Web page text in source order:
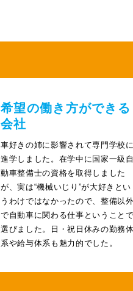
希望の働き方ができる
会社
車好きの姉に影響されて専門学校に
進学しました。在学中に国家一級自
動車整備士の資格を取得しました
が、実は“機械いじり”が大好きとい
うわけではなかったので、整備以外
で自動車に関わる仕事ということで
選びました。日・祝日休みの勤務体
系や給与体系も魅力的でした。